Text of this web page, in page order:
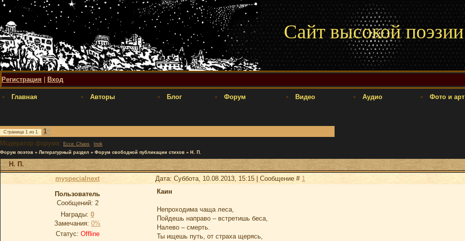
Сайт высокой поэзии
Регистрация Вход
Главная Авторы Блог Форум Видео Аудио Фото и арт
Страница 1 из 1
1
Модератор форума: Ecce_Chaos ,
Inok
Форум поэтов » Литературный раздел » Форум свободной публикации стихов » Н. П.
Н. П.
myspecialnext
Дата: Суббота, 10.08.2013, 15:15 | Сообщение # 1
Пользователь
Сообщений: 2
Награды: 0
Замечания: 0%
Статус: Offline
Каин
Непроходима чаща леса,
Пойдешь направо – встретишь беса,
Налево – смерть.
Ты ищешь путь, от страха щерясь,